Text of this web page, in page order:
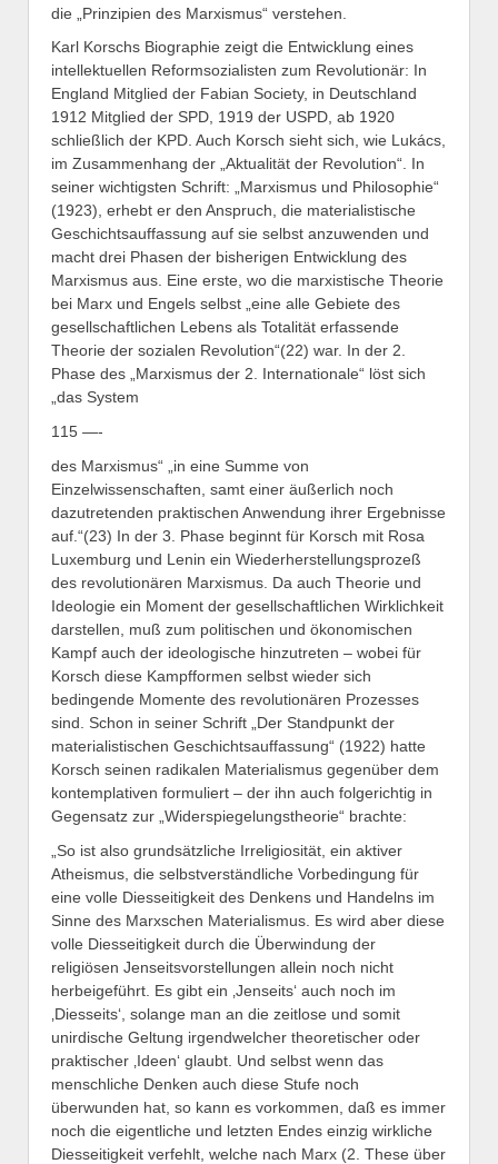
die „Prinzipien des Marxismus“ verstehen.
Karl Korschs Biographie zeigt die Entwicklung eines
intellektuellen Reformsozialisten zum Revolutionär: In
England Mitglied der Fabian Society, in Deutschland
1912 Mitglied der SPD, 1919 der USPD, ab 1920
schließlich der KPD. Auch Korsch sieht sich, wie Lukács,
im Zusammenhang der „Aktualität der Revolution“. In
seiner wichtigsten Schrift: „Marxismus und Philosophie“
(1923), erhebt er den Anspruch, die materialistische
Geschichtsauffassung auf sie selbst anzuwenden und
macht drei Phasen der bisherigen Entwicklung des
Marxismus aus. Eine erste, wo die marxistische Theorie
bei Marx und Engels selbst „eine alle Gebiete des
gesellschaftlichen Lebens als Totalität erfassende
Theorie der sozialen Revolution“(22) war. In der 2.
Phase des „Marxismus der 2. Internationale“ löst sich
„das System
115 —-
des Marxismus“ „in eine Summe von
Einzelwissenschaften, samt einer äußerlich noch
dazutretenden praktischen Anwendung ihrer Ergebnisse
auf.“(23) In der 3. Phase beginnt für Korsch mit Rosa
Luxemburg und Lenin ein Wiederherstellungsprozeß
des revolutionären Marxismus. Da auch Theorie und
Ideologie ein Moment der gesellschaftlichen Wirklichkeit
darstellen, muß zum politischen und ökonomischen
Kampf auch der ideologische hinzutreten – wobei für
Korsch diese Kampfformen selbst wieder sich
bedingende Momente des revolutionären Prozesses
sind. Schon in seiner Schrift „Der Standpunkt der
materialistischen Geschichtsauffassung“ (1922) hatte
Korsch seinen radikalen Materialismus gegenüber dem
kontemplativen formuliert – der ihn auch folgerichtig in
Gegensatz zur „Widerspiegelungstheorie“ brachte:
„So ist also grundsätzliche Irreligiosität, ein aktiver
Atheismus, die selbstverständliche Vorbedingung für
eine volle Diesseitigkeit des Denkens und Handelns im
Sinne des Marxschen Materialismus. Es wird aber diese
volle Diesseitigkeit durch die Überwindung der
religiösen Jenseitsvorstellungen allein noch nicht
herbeigeführt. Es gibt ein ‚Jenseits‘ auch noch im
‚Diesseits‘, solange man an die zeitlose und somit
unirdische Geltung irgendwelcher theoretischer oder
praktischer ‚Ideen‘ glaubt. Und selbst wenn das
menschliche Denken auch diese Stufe noch
überwunden hat, so kann es vorkommen, daß es immer
noch die eigentliche und letzten Endes einzig wirkliche
Diesseitigkeit verfehlt, welche nach Marx (2. These über